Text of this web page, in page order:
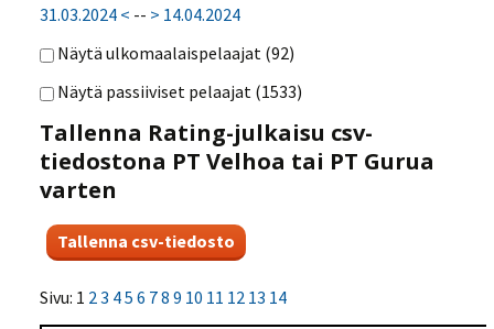
31.03.2024 < -- > 14.04.2024
Näytä ulkomaalaispelaajat (92)
Näytä passiiviset pelaajat (1533)
Tallenna Rating-julkaisu csv-
tiedostona PT Velhoa tai PT Gurua
varten
Sivu: 1 23 45 6 78 9 10 11 12 13 14